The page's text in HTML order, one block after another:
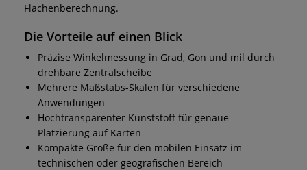
Flächenberechnung.
Die Vorteile auf einen Blick
Präzise Winkelmessung in Grad, Gon und mil durch
drehbare Zentralscheibe
Mehrere Maßstabs-Skalen für verschiedene
Anwendungen
Hochtransparenter Kunststoff für genaue
Platzierung auf Karten
Kompakte Größe für den mobilen Einsatz im
technischen oder geografischen Bereich